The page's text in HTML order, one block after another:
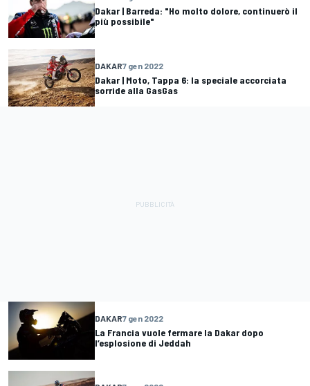
Dakar | Barreda: "Ho molto dolore, continuerò il
più possibile"
DAKAR7 gen 2022
Dakar | Moto, Tappa 6: la speciale accorciata
sorride alla GasGas
DAKAR7 gen 2022
La Francia vuole fermare la Dakar dopo
l’esplosione di Jeddah